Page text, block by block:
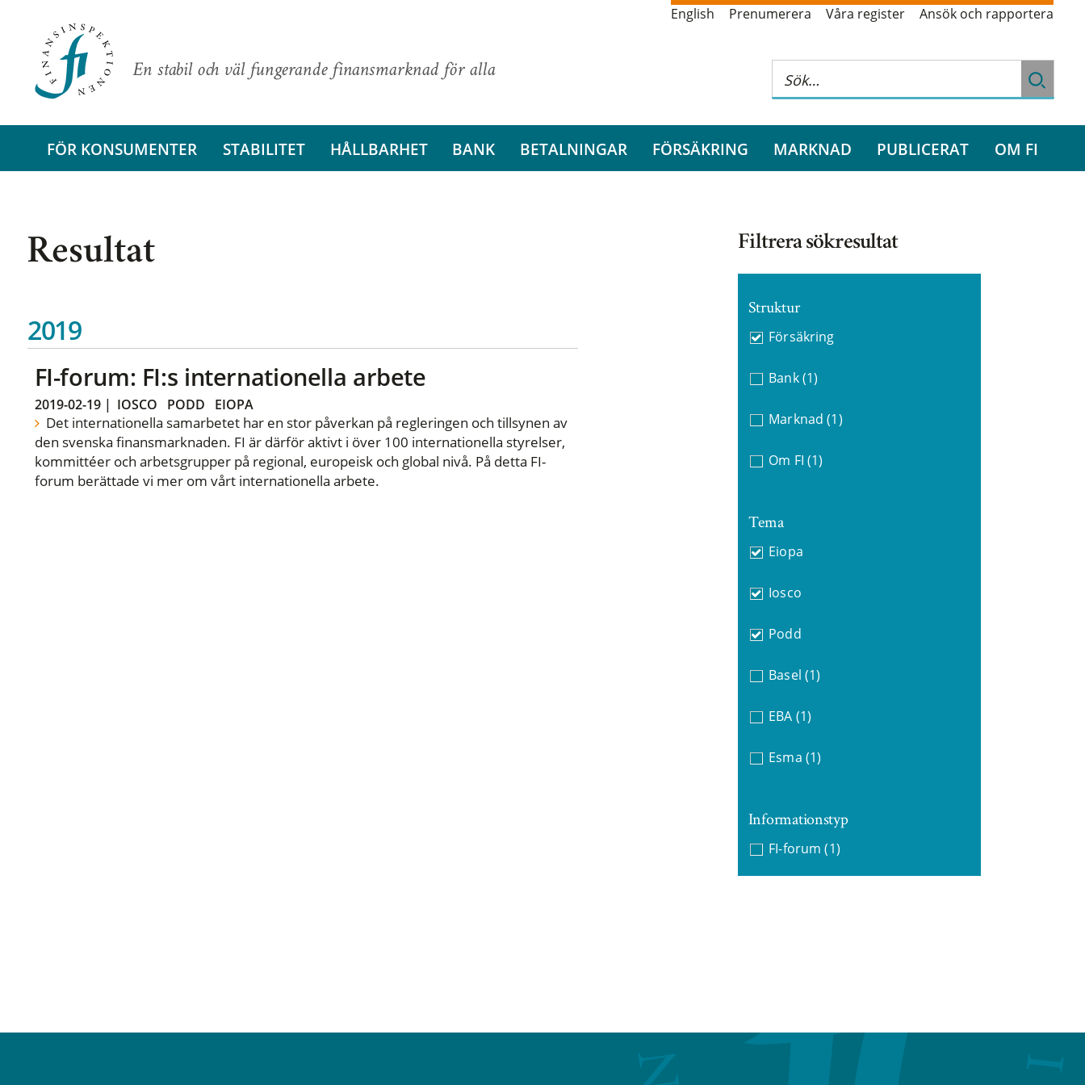
En stabil och väl fungerande finansmarknad för alla
English Prenumerera Våra register Ansök och rapportera
FÖR KONSUMENTER STABILITET HÅLLBARHET BANK BETALNINGAR FÖRSÄKRING MARKNAD PUBLICERAT OM FI
Resultat
2019
FI-forum: FI:s internationella arbete
2019-02-19| IOSCO PODD EIOPA
Det internationella samarbetet har en stor påverkan på regleringen och tillsynen av
den svenska finansmarknaden. FI är därför aktivt i över 100 internationella styrelser,
kommittéer och arbetsgrupper på regional, europeisk och global nivå. På detta FI-
forum berättade vi mer om vårt internationella arbete.
Filtrera sökresultat
Struktur
Försäkring
Bank (1)
Marknad (1)
Om FI (1)
Tema
Eiopa
Iosco
Podd
Basel (1)
EBA (1)
Esma (1)
Informationstyp
FI-forum (1)